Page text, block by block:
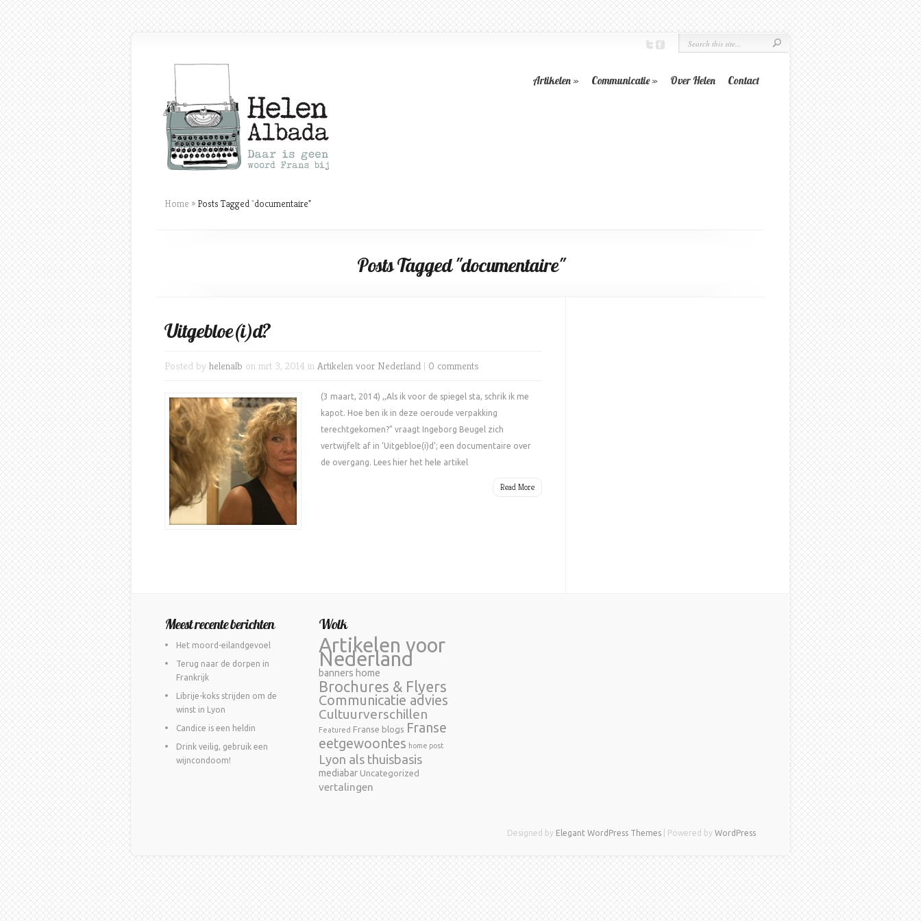
Artikelen» Communicatie» Over Helen Contact
Home » Posts Tagged"documentaire"
Posts Tagged "documentaire"
Uitgebloe(i)d?
Posted by helenalb on mrt 3, 2014 in Artikelen voor Nederland | 0 comments
(3 maart, 2014) ,,Als ik voor de spiegel sta, schrik ik me
kapot. Hoe ben ik in deze oeroude verpakking
terechtgekomen?” vraagt Ingeborg Beugel zich
vertwijfelt af in ‘Uitgebloe(i)d’; een documentaire over
de overgang. Lees hier het hele artikel
Read More
Meest recente berichten
Het moord-eilandgevoel
Terug naar de dorpen in
Frankrijk
Librije-koks strijden om de
winst in Lyon
Candice is een heldin
Drink veilig, gebruik een
wijncondoom!
Wolk
Artikelen voor
Nederland
banners home
Brochures & Flyers
Communicatie advies
Cultuurverschillen
Featured Franse blogs Franse
eetgewoontes home post
Lyon als thuisbasis
mediabar Uncategorized
vertalingen
Designed by Elegant WordPress Themes | Powered by WordPress